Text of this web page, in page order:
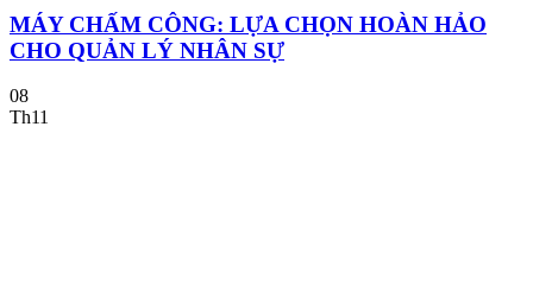
MÁY CHẤM CÔNG: LỰA CHỌN HOÀN HẢO
CHO QUẢN LÝ NHÂN SỰ
08
Th11